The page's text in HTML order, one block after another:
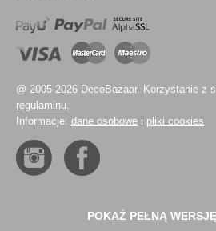
@ 2005-2026 DecoBazaar. Korzystanie z
regulaminu.
Informacje: dane osobowe i pliki cookies
POKAŻ PEŁNĄ